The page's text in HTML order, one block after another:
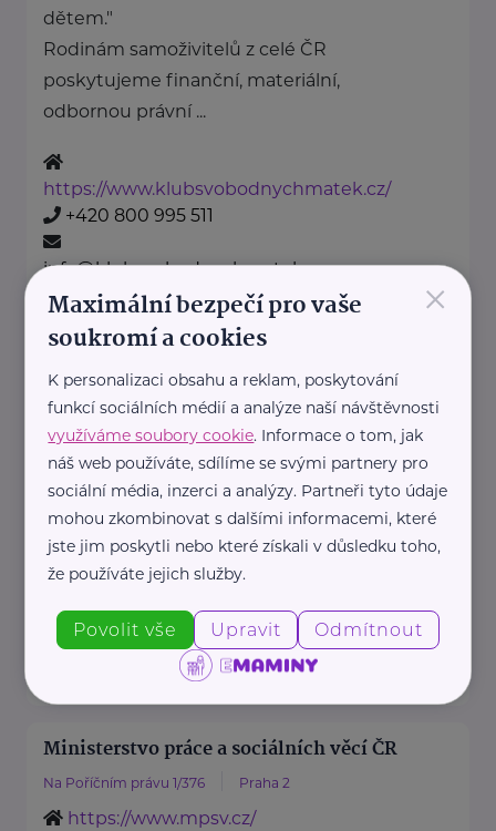
dětem."
Rodinám samoživitelů z celé ČR
poskytujeme finanční, materiální,
odbornou právní ...
https://www.klubsvobodnychmatek.cz/
+420 800 995 511
info@klubsvobodnychmatek.cz
Kolpingova rodina Smečno
U Zámku 5 Smečno
Jsme nestátní nezisková
organizace
, která se již více než 25 let
zaměřuje na podporu rodin, ...
+420 777 558 778
ludmila.janzurova@kolpingsmecno.cz
Ministerstvo práce a sociálních věcí ČR
Na Poříčním právu 1/376 Praha 2
https://www.mpsv.cz/
×
Maximální bezpečí pro vaše
soukromí a cookies
K personalizaci obsahu a reklam, poskytování
funkcí sociálních médií a analýze naší návštěvnosti
využíváme soubory cookie. Informace o tom, jak
náš web používáte, sdílíme se svými partnery pro
sociální média, inzerci a analýzy. Partneři tyto údaje
mohou zkombinovat s dalšími informacemi, které
jste jim poskytli nebo které získali v důsledku toho,
že používáte jejich služby.
Povolit vše Upravit Odmítnout